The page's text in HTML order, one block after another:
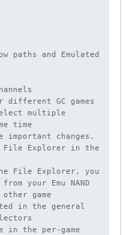
paths and Emulated
different GC games
multiple
time
changes.
File Explorer in the
File Explorer, you
your Emu NAND
game
in the general
in the per-game